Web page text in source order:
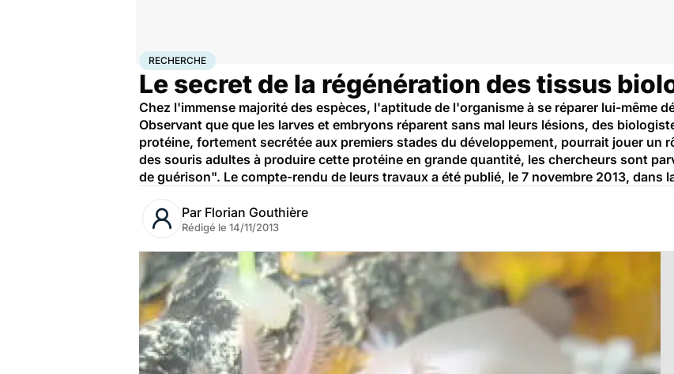
AccueilSantéMaladies
RECHERCHE
Le secret de la régénération des tissus
Chez l'immense majorité des espèces, l'aptitude de l'organisme à se réparer lui-même
Observant que que les larves et embryons réparent sans mal leurs lésions, des
protéine, fortement secrétée aux premiers stades du développement, pourrait jouer un
des souris adultes à produire cette protéine en grande quantité, les chercheurs sont
de guérison". Le compte-rendu de leurs travaux a été publié, le 7 novembre 2013, dans
Par Florian Gouthière
Rédigé le 14/11/2013